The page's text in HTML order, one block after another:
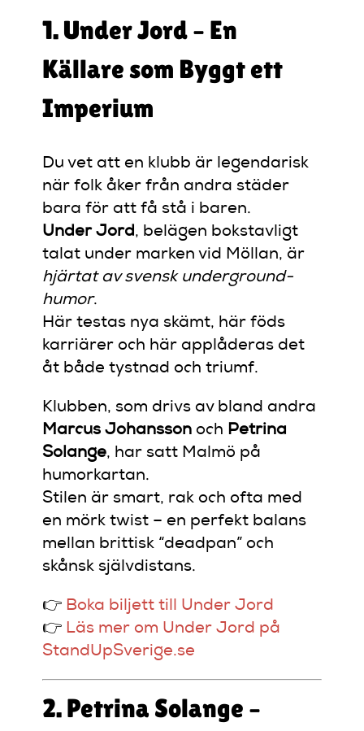
1. Under Jord – En
Källare som Byggt ett
Imperium
Du vet att en klubb är legendarisk
när folk åker från andra städer
bara för att få stå i baren.
Under Jord, belägen bokstavligt
talat under marken vid Möllan, är
hjärtat av svensk underground-
humor.
Här testas nya skämt, här föds
karriärer och här applåderas det
åt både tystnad och triumf.
Klubben, som drivs av bland andra
Marcus Johansson och Petrina
Solange, har satt Malmö på
humorkartan.
Stilen är smart, rak och ofta med
en mörk twist – en perfekt balans
mellan brittisk “deadpan” och
skånsk självdistans.
👉 Boka biljett till Under Jord
👉 Läs mer om Under Jord på
StandUpSverige.se
2. Petrina Solange –